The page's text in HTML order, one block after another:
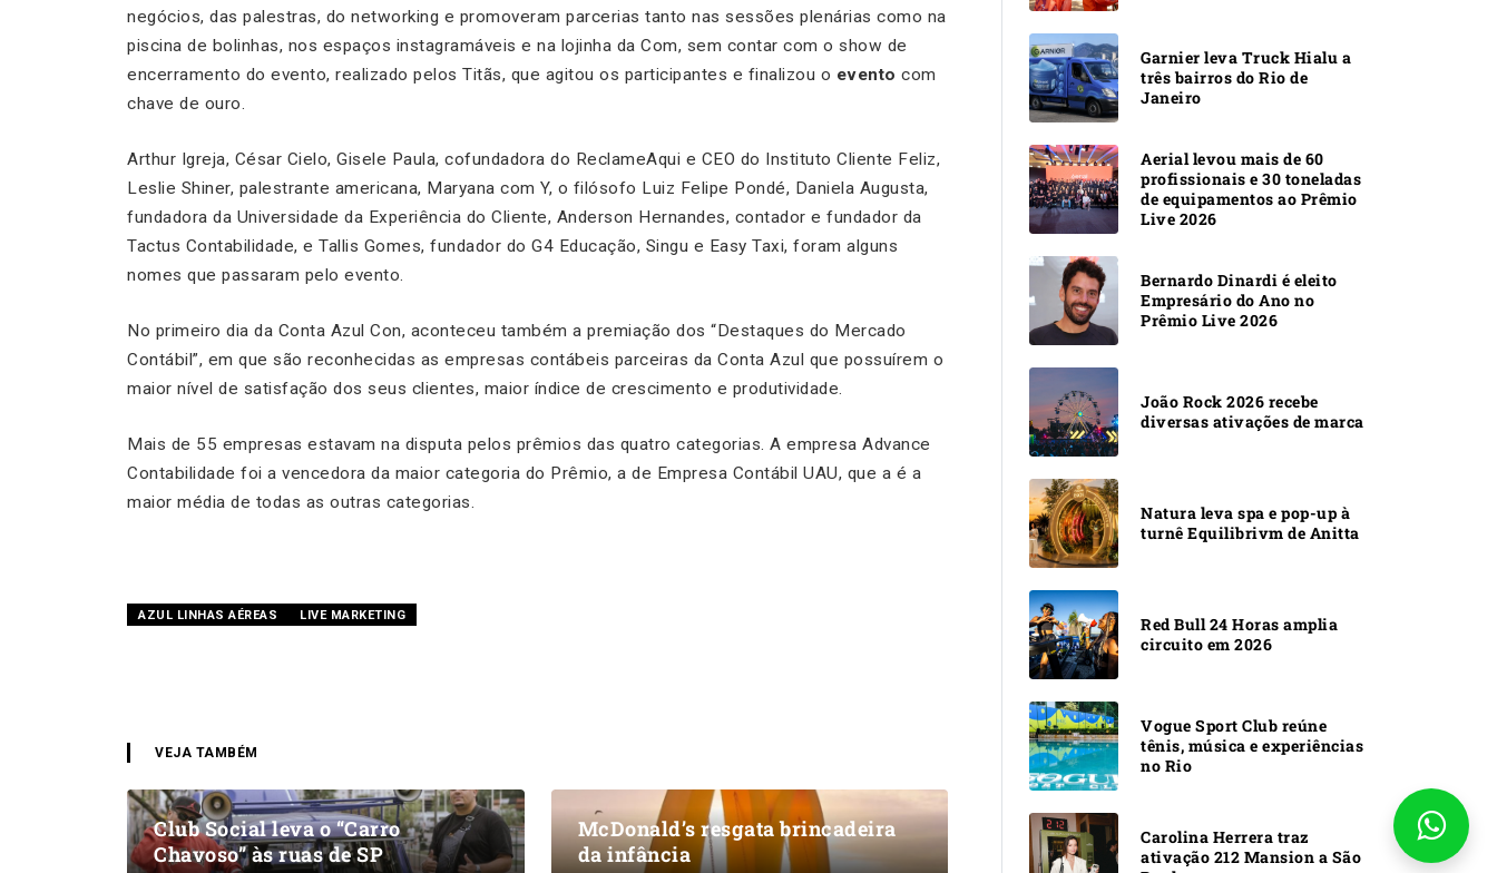
negócios, das palestras, do networking e promoveram parcerias tanto nas sessões plenárias como na
piscina de bolinhas, nos espaços instagramáveis e na lojinha da Com, sem contar com o show de
encerramento do evento, realizado pelos Titãs, que agitou os participantes e finalizou o evento com
chave de ouro.
Arthur Igreja, César Cielo, Gisele Paula, cofundadora do ReclameAqui e CEO do Instituto Cliente Feliz,
Leslie Shiner, palestrante americana, Maryana com Y, o filósofo Luiz Felipe Pondé, Daniela Augusta,
fundadora da Universidade da Experiência do Cliente, Anderson Hernandes, contador e fundador da
Tactus Contabilidade, e Tallis Gomes, fundador do G4 Educação, Singu e Easy Taxi, foram alguns
nomes que passaram pelo evento.
No primeiro dia da Conta Azul Con, aconteceu também a premiação dos “Destaques do Mercado
Contábil”, em que são reconhecidas as empresas contábeis parceiras da Conta Azul que possuírem o
maior nível de satisfação dos seus clientes, maior índice de crescimento e produtividade.
Mais de 55 empresas estavam na disputa pelos prêmios das quatro categorias. A empresa Advance
Contabilidade foi a vencedora da maior categoria do Prêmio, a de Empresa Contábil UAU, que a é a
maior média de todas as outras categorias.
AZUL LINHAS AÉREAS LIVE MARKETING
VEJA TAMBÉM
Club Social leva o “Carro
Chavoso” às ruas de SP
McDonald’s resgata brincadeira
da infância
Garnier leva Truck Hialu a
três bairros do Rio de
Janeiro
Aerial levou mais de 60
profissionais e 30 toneladas
de equipamentos ao Prêmio
Live 2026
Bernardo Dinardi é eleito
Empresário do Ano no
Prêmio Live 2026
João Rock 2026 recebe
diversas ativações de marca
Natura leva spa e pop-up à
turnê Equilibrivm de Anitta
Red Bull 24 Horas amplia
circuito em 2026
Vogue Sport Club reúne
tênis, música e experiências
no Rio
Carolina Herrera traz
ativação 212 Mansion a São